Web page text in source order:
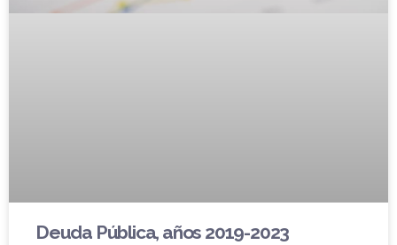
Deuda Pública, años 2019-2023